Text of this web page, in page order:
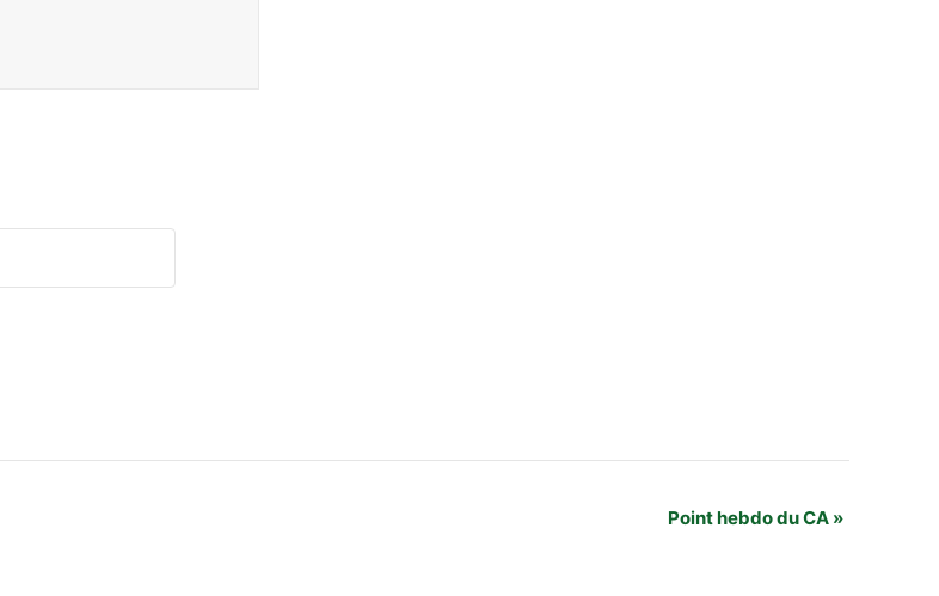
Point hebdo du CA »